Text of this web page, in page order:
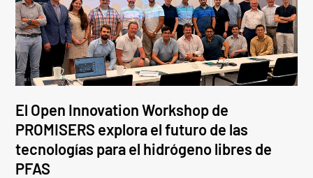
El Open Innovation Workshop de
PROMISERS explora el futuro de las
tecnologías para el hidrógeno libres de
PFAS